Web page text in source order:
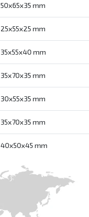
50x65x35 mm
25x55x25 mm
35x55x40 mm
35x70x35 mm
30x55x35 mm
35x70x35 mm
40x50x45 mm